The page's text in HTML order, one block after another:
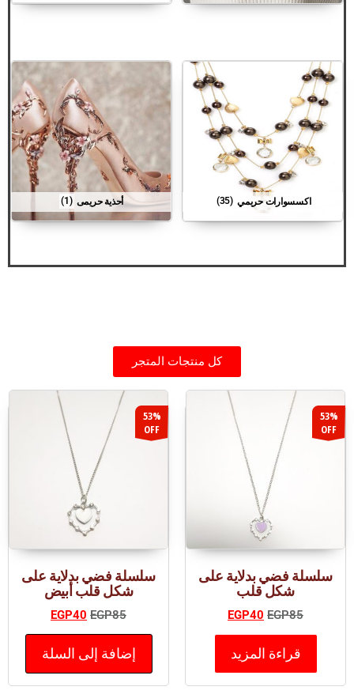
اكسسوارات حريمي (35) أحذية حريمى (1)
كل منتجات المتجر
53%
OFF
سلسلة فضي بدلاية على
شكل قلب
EGP85
EGP40
قراءة المزيد
53%
OFF
سلسلة فضي بدلاية على
شكل قلب أبيض
EGP85
EGP40
إضافة إلى السلة